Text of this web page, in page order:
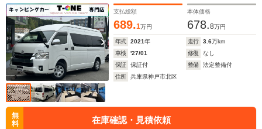
ーナビ/ETC/
支払総額
689.1万円
本体価格
678.8万円
年式 2021年 走行 3.6万km
車検
'27/01 修復
なし
保証
保証付 整備
法定整備付
住所
兵庫県神戸市北区
無
料
在庫確認・見積依頼